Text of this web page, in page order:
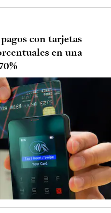
con tarjetas
en una